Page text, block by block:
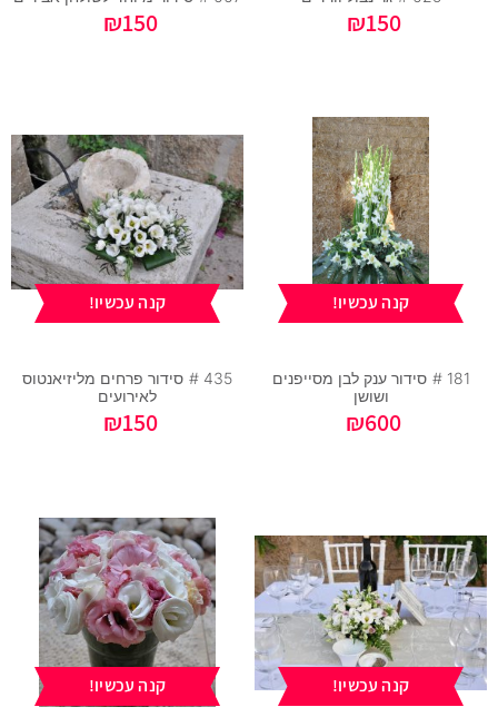
₪150
₪150
181 #
סידור ענק לבן מסייפנים
ושושן
₪600
קנה עכשיו!
435 #
סידור פרחים מליזיאנטוס
לאירועים
₪150
קנה עכשיו!
קנה עכשיו! קנה עכשיו!